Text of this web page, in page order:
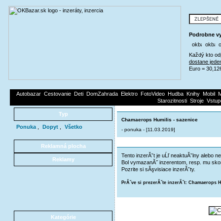
Podrobne
Každý kto
dostane
Euro =
Autobazar Cestovanie Deti DomZahrada Elektro FotoVideo Hudba Knihy Mobil
Starozitnosti Stroje
Typ
Ponuka Dopyt Všetko
Reklamná plocha
Reklamy
Kategórie
Chamaerops Humilis - sazenice
- ponuka - [11.03.2019]
Tento inzerĂˇt je uĹľ neaktuĂˇlny alebo
Bol vymazanĂ˝ inzerentom, resp. mu
Pozrite si sĂşvisiace inzerĂˇty.
PrĂˇve si prezerĂˇte inzerĂˇt: Chamaerops